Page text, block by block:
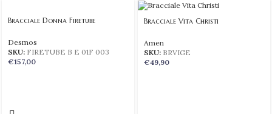
Bracciale Donna Firetube
Desmos
SKU: FIRETUBE B E 01F 003
€157,00
Bracciale Vita Christi
Amen
SKU: BRVIGE
€49,90